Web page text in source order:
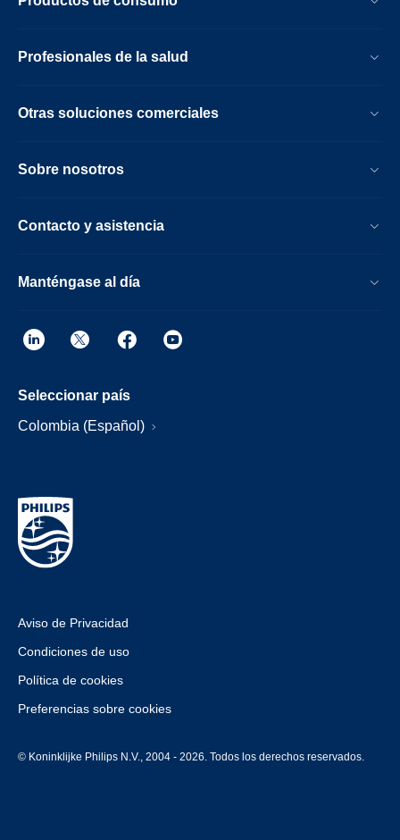
Profesionales de la salud
Otras soluciones comerciales
Sobre nosotros
Contacto y asistencia
Manténgase al día
Seleccionar país
Colombia (Español)
Aviso de Privacidad
Condiciones de uso
Política de cookies
Preferencias sobre cookies
© Koninklijke Philips N.V., 2004 - 2026. Todos los derechos reservados.